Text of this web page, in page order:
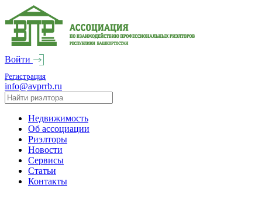
Войти
Регистрация
info@avprrb.ru
Недвижимость
Об ассоциации
Риэлторы
Новости
Сервисы
Статьи
Контакты